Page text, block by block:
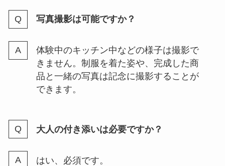
写真撮影は可能ですか？
体験中のキッチン中などの様子は撮影で
きません。制服を着た姿や、完成した商
品と一緒の写真は記念に撮影することが
できます。
大人の付き添いは必要ですか？
はい、必須です。